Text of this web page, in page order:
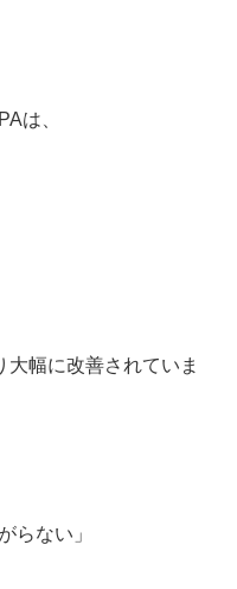
は、
幅に改善されていま
らない」